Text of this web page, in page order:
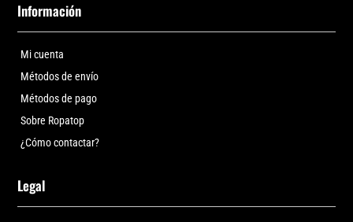
Información
Mi cuenta
Métodos de envío
Métodos de pago
Sobre Ropatop
¿Cómo contactar?
Legal